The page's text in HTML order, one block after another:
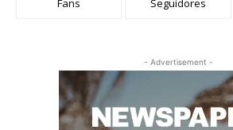
Fans Seguidores
- Advertisement -